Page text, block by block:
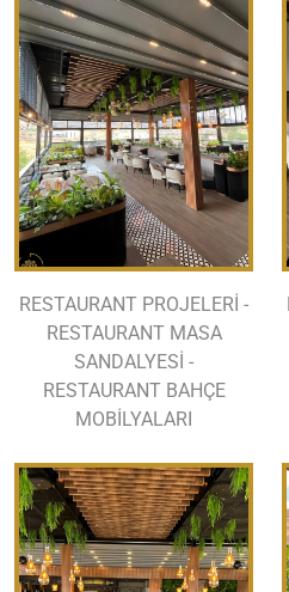
RESTAURANT PROJELERİ -
RESTAURANT MASA
SANDALYESİ -
RESTAURANT BAHÇE
MOBİLYALARI